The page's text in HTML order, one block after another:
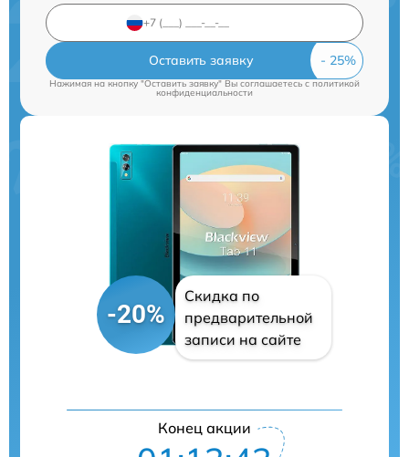
Оставить заявку
Нажимая на кнопку "Оставить заявку" Вы соглашаетесь cполитикой
конфиденциальности
-20%
Скидка по
предварительной
записи на сайте
Конец акции